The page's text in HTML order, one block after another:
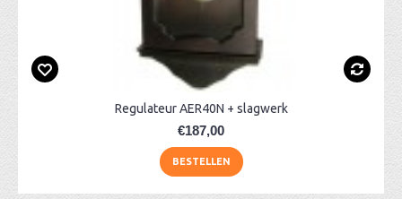
Regulateur AER40N + slagwerk
€187,00
BESTELLEN